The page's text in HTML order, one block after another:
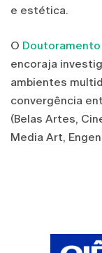
e estética.
O
encoraja
ambientes
convergência
(Belas Artes,
Media Art,